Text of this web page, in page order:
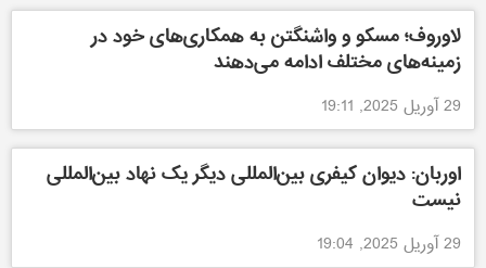
لاوروف؛ مسکو و واشنگتن به همکاری‌های خود در
زمینه‌های مختلف ادامه می‌دهند
29 آوریل 2025, 19:11
اوربان: دیوان کیفری بین‌المللی دیگر یک نهاد بین‌المللی
نیست
29 آوریل 2025, 19:04